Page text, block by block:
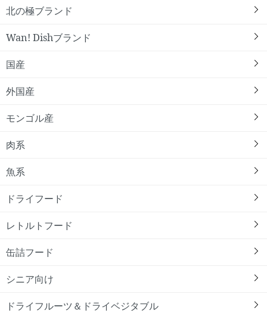
北の極ブランド
Wan! Dishブランド
国産
外国産
モンゴル産
肉系
魚系
ドライフード
レトルトフード
缶詰フード
シニア向け
ドライフルーツ＆ドライベジタブル